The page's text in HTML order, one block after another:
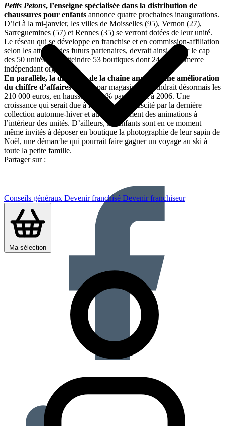
Conseils généraux Devenir franchisé Devenir franchiseur
Ma sélection
Petits Petons, l’enseigne spécialisée dans la distribution de
chaussures pour enfants annonce quatre prochaines inaugurations.
D’ici à la mi-janvier, les villes de Moisselles (95), Vernon (27),
Sarreguemines (57) et Rennes (35) se verront dotées de leur unité.
Le réseau qui se développe en franchise et en commission-affiliation
selon les attentes des futurs partenaires, devrait ainsi passer le cap
des 50 unités pour atteindre 53 boutiques dont 24 en commerce
indépendant organisé.
En parallèle, la direction de la chaîne annonce une amélioration
du chiffre d’affairesmoyen par magasin. Il atteindrait désormais les
210 000 euros, en hausse de 15 % par rapport à 2006. Une
croissance qui serait due à l’engouement suscité par la dernière
collection automne-hiver et au renforcement des animations à
l’intérieur des unités. D’ailleurs, les enfants sont en ce moment
même invités à déposer en boutique la photographie de leur sapin de
Noël, une démarche qui pourrait faire gagner un voyage au ski à
toute la petite famille.
Partager sur :